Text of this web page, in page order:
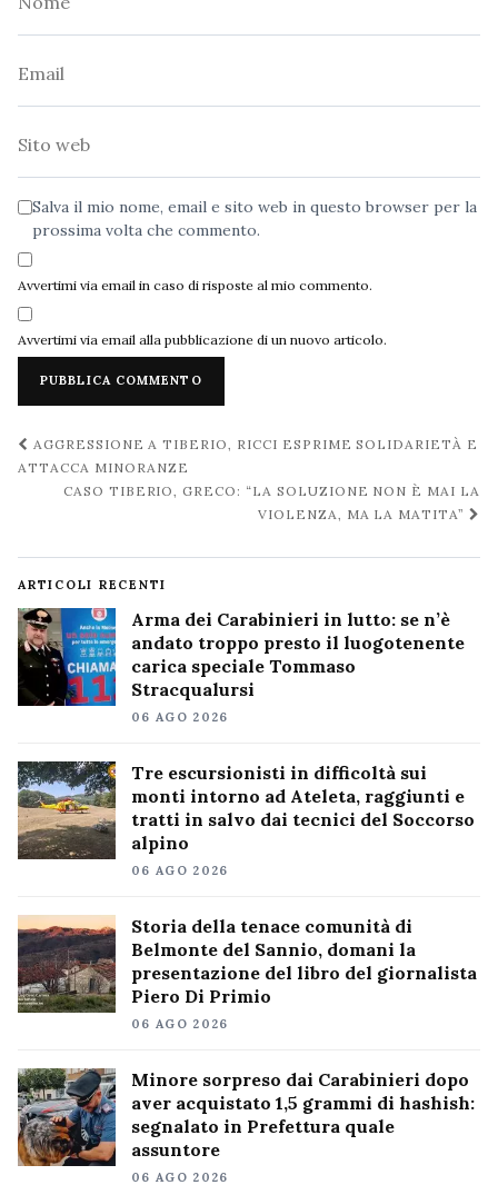
Salva il mio nome, email e sito web in questo browser per la
prossima volta che commento.
Avvertimi via email in caso di risposte al mio commento.
Avvertimi via email alla pubblicazione di un nuovo articolo.
Navigazione
post
AGGRESSIONE A TIBERIO, RICCI ESPRIME SOLIDARIETÀ E
ATTACCA MINORANZE
CASO TIBERIO, GRECO: “LA SOLUZIONE NON È MAI LA
VIOLENZA, MA LA MATITA”
ARTICOLI RECENTI
Arma dei Carabinieri in lutto: se n’è
andato troppo presto il luogotenente
carica speciale Tommaso
Stracqualursi
06 AGO 2026
Tre escursionisti in difficoltà sui
monti intorno ad Ateleta, raggiunti e
tratti in salvo dai tecnici del Soccorso
alpino
06 AGO 2026
Storia della tenace comunità di
Belmonte del Sannio, domani la
presentazione del libro del giornalista
Piero Di Primio
06 AGO 2026
Minore sorpreso dai Carabinieri dopo
aver acquistato 1,5 grammi di hashish:
segnalato in Prefettura quale
assuntore
06 AGO 2026